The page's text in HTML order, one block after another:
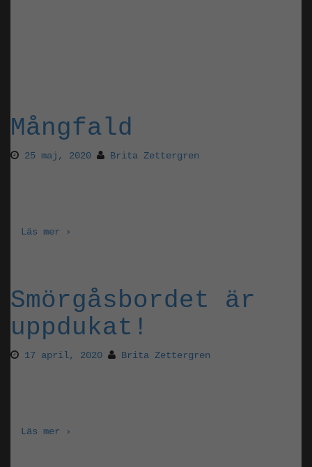
Mångfald
25 maj, 2020 Brita Zettergren
Läs mer ›
Smörgåsbordet är
uppdukat!
17 april, 2020 Brita Zettergren
Läs mer ›